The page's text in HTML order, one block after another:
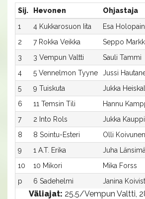
Sij. Hevonen Ohjastaja
1
4 Kukkarosuon Iita Esa
2
7 Rokka Veikka Seppo
3
3 Vempun Valtti Sauli Tammi
4
5 Vennelmon Tyyne Jussi
5
9 Tuiskuta Jukka
6
11 Temsin Tili Hannu
7
2 Into Rols Jukka
8
8 Sointu-Esteri Olli Koivunen
9
1 A.T. Erika Juha
10
10 Mikori Mika Forss
p
6 Sadehelmi Janina
Väliajat: 25.5/Vempun Valtti,